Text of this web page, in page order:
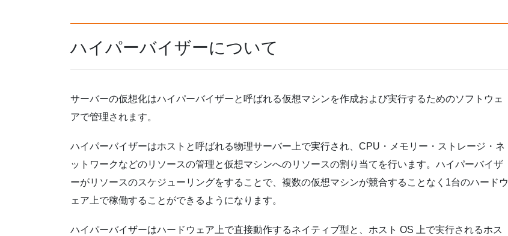
ハイパーバイザーについて
サーバーの仮想化はハイパーバイザーと呼ばれる仮想マシンを作成および実行するためのソフトウェ
アで管理されます。
ハイパーバイザーはホストと呼ばれる物理サーバー上で実行され、CPU・メモリー・ストレージ・ネ
ットワークなどのリソースの管理と仮想マシンへのリソースの割り当てを行います。ハイパーバイザ
ーがリソースのスケジューリングをすることで、複数の仮想マシンが競合することなく1台のハードウ
ェア上で稼働することができるようになります。
ハイパーバイザーはハードウェア上で直接動作するネイティブ型と、ホスト OS 上で実行されるホス